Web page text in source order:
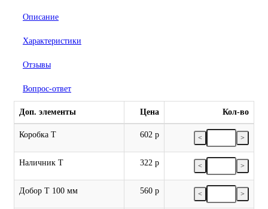
Описание
Характеристики
Отзывы
Вопрос-ответ
Доп. элементы Цена Кол-во
Коробка Т 602 р < >
Наличник Т 322 р < >
Добор Т 100 мм 560 р < >